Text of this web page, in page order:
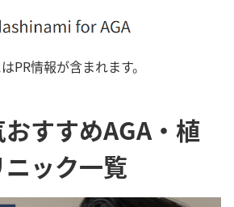
PR情報が含まれます。
すすめAGA・植
ック一覧